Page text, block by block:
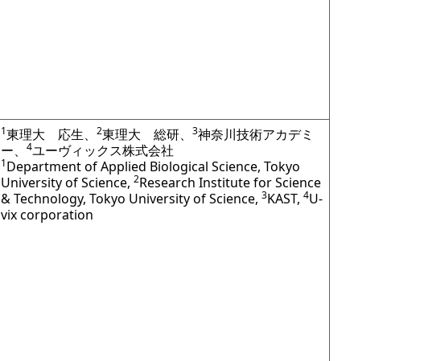
1東理大 応生、 2東理大 総研、 3神奈川技術アカデミ
ー、
4ユーヴィックス株式会社
1Department of Applied Biological Science, Tokyo
University of Science, 2Research Institute for Science
& Technology, Tokyo University of Science, 3KAST, 4U-
vix corporation